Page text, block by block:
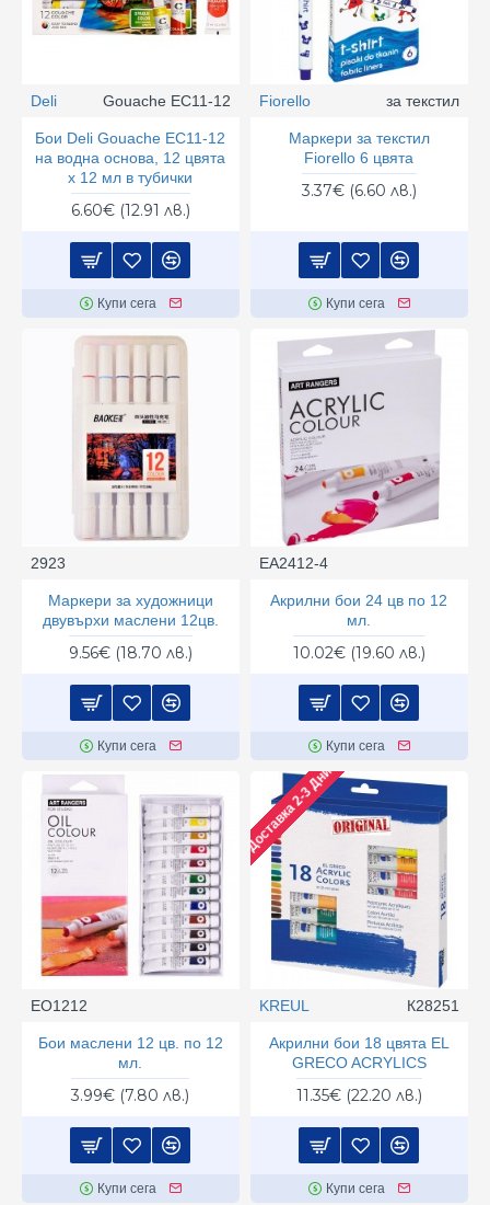
Deli Gouache EC11-12
Бои Deli Gouache EC11-12
на водна основа, 12 цвята
х 12 мл в тубички
6.60€ (12.91 лв.)
Купи сега
Fiorello за текстил
Маркери за текстил
Fiorello 6 цвята
3.37€ (6.60 лв.)
Купи сега
2923
Маркери за художници
двувърхи маслени 12цв.
9.56€ (18.70 лв.)
Купи сега
ЕА2412-4
Акрилни бои 24 цв по 12
мл.
10.02€ (19.60 лв.)
Купи сега
EO1212
Бои маслени 12 цв. по 12
мл.
3.99€ (7.80 лв.)
Купи сега
Доставка 2-3 Дни
KREUL К28251
Акрилни бои 18 цвята EL
GRECO ACRYLICS
11.35€ (22.20 лв.)
Купи сега